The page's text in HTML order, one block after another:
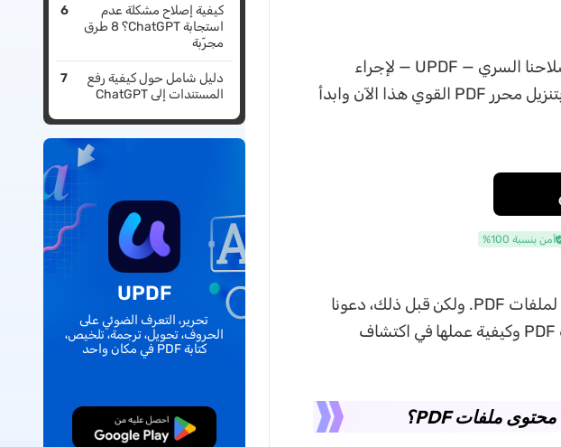
وبعد الحصول على تقرير كاشف ai، يمكنك استخدام سلاحنا السري — UPDF — لإجراء
التعديلات اللازمة على الملف بعد عملية الكشف. قم بتنزيل محرر PDF القوي هذا الآن وابدأ
آمن بنسبة 100%
في هذه المقالة، سنقدّم لك أفضل 5 أدوات كاشف AI لملفات PDF. ولكن قبل ذلك، دعونا
نتعرّف أولًا بشكل أعمق على أدوات كاشف AI وملفات PDF وكيفية عملها في اكتشاف
كيفية إصلاح مشكلة عدم
استجابة ChatGPT؟ 8 طرق
مجرّبة
دليل شامل حول كيفية رفع
المستندات إلى ChatGPT
UPDF
تحرير، التعرف الضوئي على
الحروف، تحويل، ترجمة، تلخيص،
كتابة PDF في مكان واحد
تنزيل مجاني